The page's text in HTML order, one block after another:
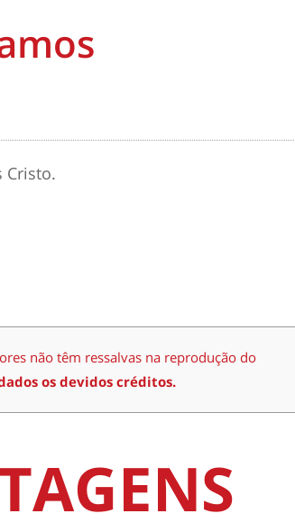
Cristo.
não têm ressalvas na reprodução do
os devidos créditos.